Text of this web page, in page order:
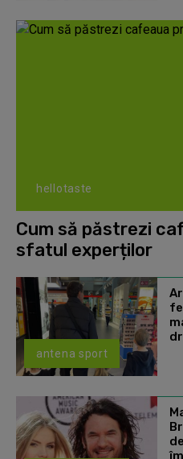
hellotaste
Cum să păstrezi
sfatul experților
antena sport